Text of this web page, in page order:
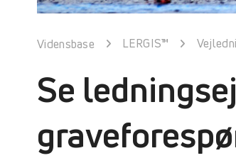
Vidensbase LERGIS™
Se